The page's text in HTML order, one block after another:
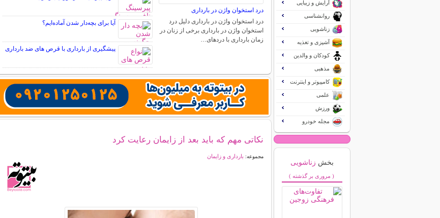
درد استخوان واژن در بارداری
درد استخوان واژن در بارداری دلیل درد
استخوان واژن در بارداری برخی از زنان در
زمان بارداری با دردهای…
آیا برای بچه‌دار شدن آماده‌ایم؟
پیشگیری از بارداری با قرص های ضد بارداری
نکاتی مهم که باید بعد از زایمان رعایت کرد
مجموعه: بارداری و زایمان
آرایش و زیبایی
روانشناسی
زناشویی
آشپزی و تغذیه
کودکان و والدین
مذهبی
کامپیوتر و اینترنت
علمی
ورزش
مجله خودرو
بخش زناشویی
( مروری بر گذشته )